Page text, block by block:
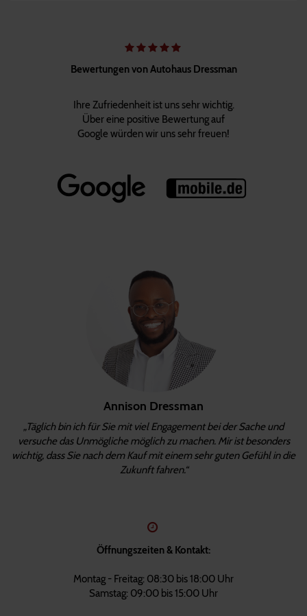
Bewertungen von Autohaus Dressman
Ihre Zufriedenheit ist uns sehr wichtig.
Über eine positive Bewertung auf
Google würden wir uns sehr freuen!
Annison Dressman
„Täglich bin ich für Sie mit viel Engagement bei der Sache und
versuche das Unmögliche möglich zu machen. Mir ist besonders
wichtig, dass Sie nach dem Kauf mit einem sehr guten Gefühl in die
Zukunft fahren.“
Öffnungszeiten & Kontakt:
Montag - Freitag: 08:30 bis 18:00 Uhr
Samstag: 09:00 bis 15:00 Uhr